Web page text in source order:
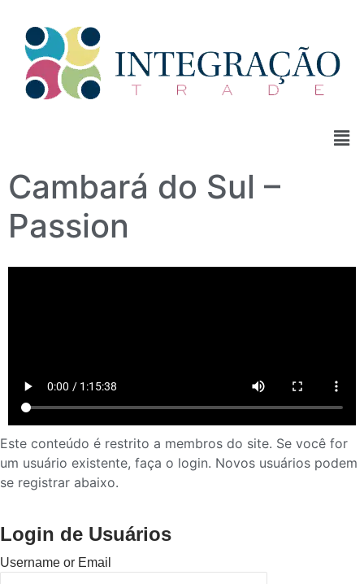
Cambará do Sul –
Passion
Este conteúdo é restrito a membros do site. Se você for
um usuário existente, faça o login. Novos usuários podem
se registrar abaixo.
Login de Usuários
Username or Email